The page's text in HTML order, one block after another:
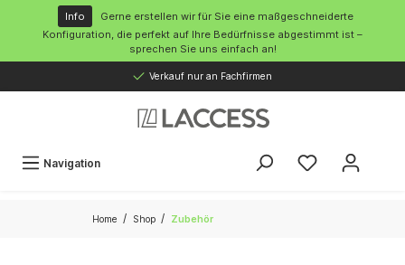
springen
Info
Gerne erstellen wir für Sie eine maßgeschneiderte
Konfiguration, die perfekt auf Ihre Bedürfnisse abgestimmt ist –
sprechen Sie uns einfach an!
Verkauf nur an Fachfirmen
Navigation
Home / Shop / Zubehör